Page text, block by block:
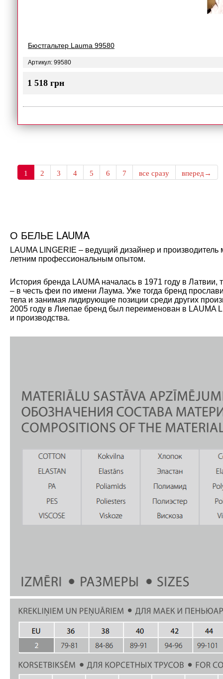
Бюстгальтер Lauma 99580
Артикул: 99580
1 518 грн
1 2 3 4 5 6 7 все сразу вперед→
О БЕЛЬЕ LAUMA
LAUMA LINGERIE – ведущий дизайнер и
летним профессиональным опытом.
История бренда LAUMA началась в 1971 году в
– в честь феи по имени Лаума. Уже тогда бренд
тела и занимая лидирующие позиции среди других
2005 году в Лиепае бренд был переименован в LAUMA
и производства.